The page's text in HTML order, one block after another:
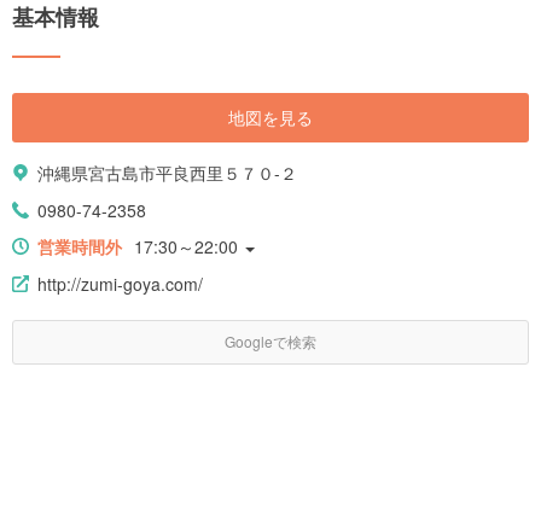
基本情報
地図を見る
沖縄県宮古島市平良西里５７０-２
0980-74-2358
営業時間外 17:30～22:00
http://zumi-goya.com/
Googleで検索